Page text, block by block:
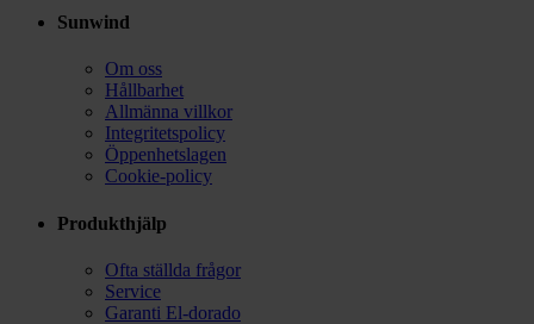
Sunwind
Om oss
Hållbarhet
Allmänna villkor
Integritetspolicy
Öppenhetslagen
Cookie-policy
Produkthjälp
Ofta ställda frågor
Service
Garanti El-dorado